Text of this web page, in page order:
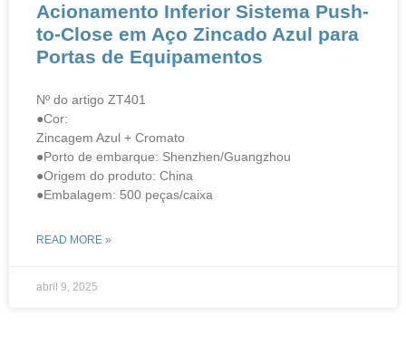
Acionamento Inferior​​ ​​Sistema Push-
to-Close em Aço Zincado Azul para
Portas de Equipamentos​​
Nº do artigo ZT401
●Cor:
Zincagem Azul + Cromato
●Porto de embarque: Shenzhen/Guangzhou
●Origem do produto: China
●Embalagem: 500 peças/caixa
READ MORE »
abril 9, 2025